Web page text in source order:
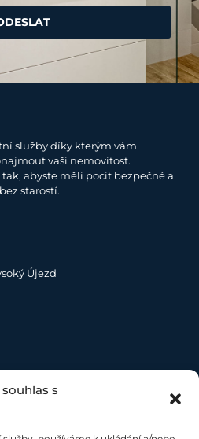
s
služby díky kterým vám
vaši nemovitost.
tak, abyste měli pocit bezpečné a
starostí.
Újezd